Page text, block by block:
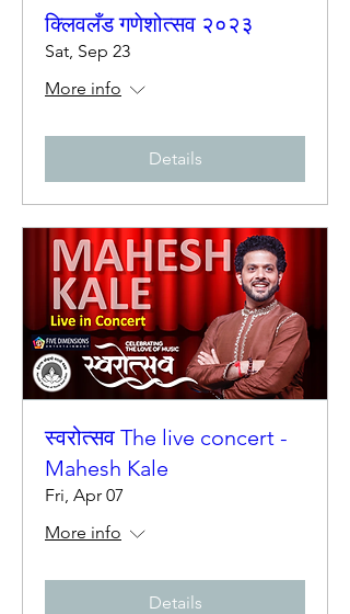
क्लिवलँड गणेशोत्सव २०२३
Sat, Sep 23
More info
Details
स्वरोत्सव The live concert -
Mahesh Kale
Fri, Apr 07
More info
Details